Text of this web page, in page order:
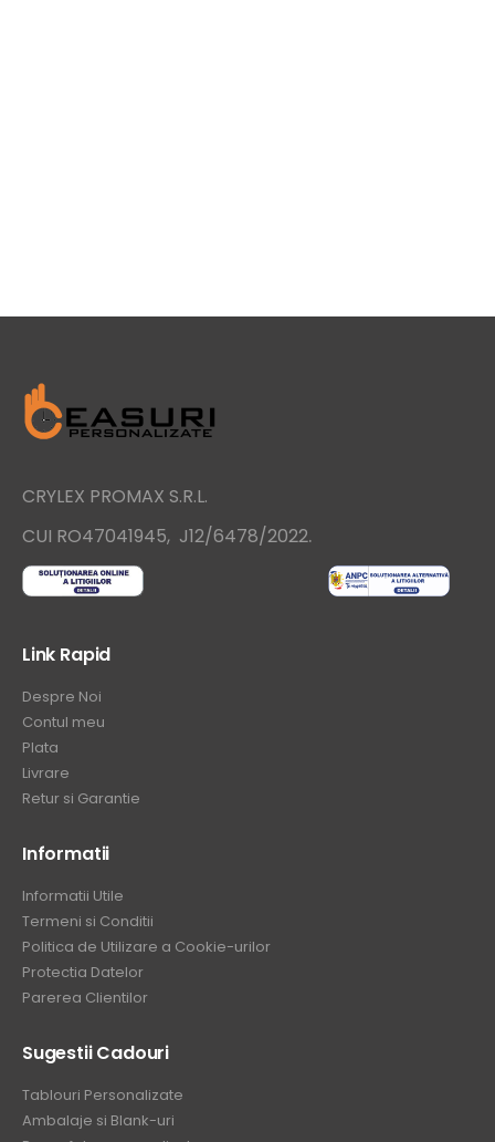
CRYLEX PROMAX S.R.L.
CUI RO47041945, J12/6478/2022.
Link Rapid
Despre Noi
Contul meu
Plata
Livrare
Retur si Garantie
Informatii
Informatii Utile
Termeni si Conditii
Politica de Utilizare a Cookie-urilor
Protectia Datelor
Parerea Clientilor
Sugestii Cadouri
Tablouri Personalizate
Ambalaje si Blank-uri